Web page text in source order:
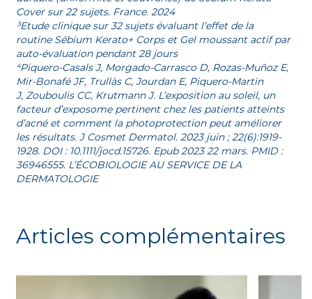
Cover sur 22 sujets. France. 2024
³Etude clinique sur 32 sujets évaluant l’effet de la
routine Sébium Kerato+ Corps et Gel moussant actif par
auto-évaluation pendant 28 jours
⁴Piquero-Casals J, Morgado-Carrasco D, Rozas-Muñoz E,
Mir-Bonafé JF, Trullàs C, Jourdan E, Piquero-Martin
J, Zouboulis CC, Krutmann J. L’exposition au soleil, un
facteur d’exposome pertinent chez les patients atteints
d’acné et comment la photoprotection peut améliorer
les résultats. J Cosmet Dermatol. 2023 juin ; 22(6):1919-
1928. DOI : 10.1111/jocd.15726. Epub 2023 22 mars. PMID :
36946555. L’ÉCOBIOLOGIE AU SERVICE DE LA
DERMATOLOGIE
Articles complémentaires